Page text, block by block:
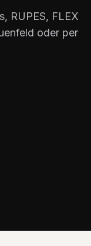
RUPES, FLEX
oder per